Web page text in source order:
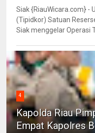
Siak {RiauWicara.com} -
(Tipidkor) Satuan
Siak menggelar Operasi
4
Kapolda Riau
Empat Kapolres